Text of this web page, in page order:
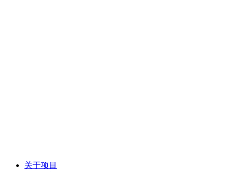
关于项目